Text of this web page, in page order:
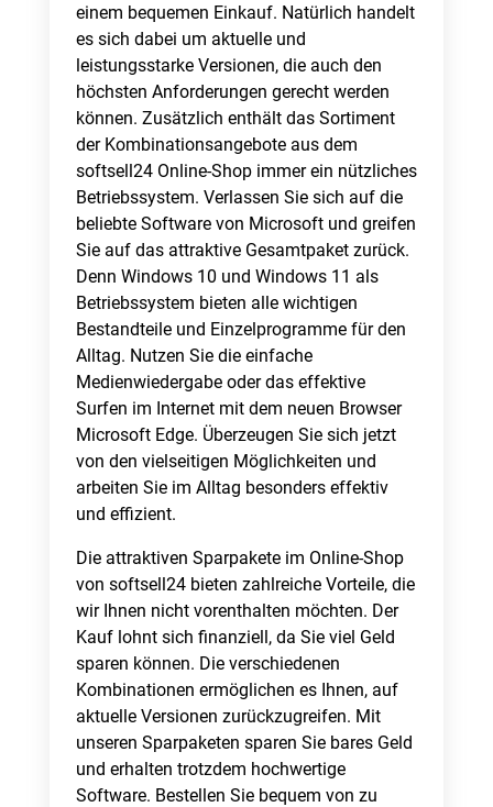
einem bequemen Einkauf. Natürlich handelt
es sich dabei um aktuelle und
leistungsstarke Versionen, die auch den
höchsten Anforderungen gerecht werden
können. Zusätzlich enthält das Sortiment
der Kombinationsangebote aus dem
softsell24 Online-Shop immer ein nützliches
Betriebssystem. Verlassen Sie sich auf die
beliebte Software von Microsoft und greifen
Sie auf das attraktive Gesamtpaket zurück.
Denn Windows 10 und Windows 11 als
Betriebssystem bieten alle wichtigen
Bestandteile und Einzelprogramme für den
Alltag. Nutzen Sie die einfache
Medienwiedergabe oder das effektive
Surfen im Internet mit dem neuen Browser
Microsoft Edge. Überzeugen Sie sich jetzt
von den vielseitigen Möglichkeiten und
arbeiten Sie im Alltag besonders effektiv
und effizient.
Die attraktiven Sparpakete im Online-Shop
von softsell24 bieten zahlreiche Vorteile, die
wir Ihnen nicht vorenthalten möchten. Der
Kauf lohnt sich finanziell, da Sie viel Geld
sparen können. Die verschiedenen
Kombinationen ermöglichen es Ihnen, auf
aktuelle Versionen zurückzugreifen. Mit
unseren Sparpaketen sparen Sie bares Geld
und erhalten trotzdem hochwertige
Software. Bestellen Sie bequem von zu